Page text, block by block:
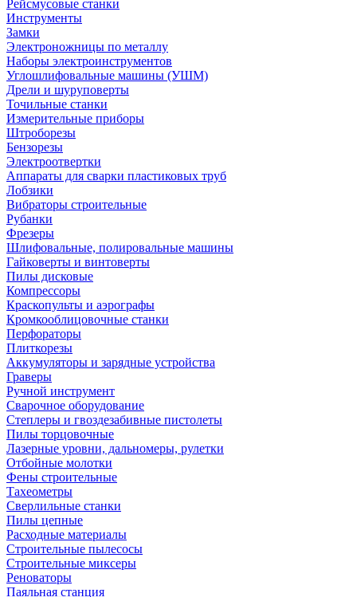
Рейсмусовые станки
Инструменты
Замки
Электроножницы по металлу
Наборы электроинструментов
Углошлифовальные машины (УШМ)
Дрели и шуруповерты
Точильные станки
Измерительные приборы
Штроборезы
Бензорезы
Электроотвертки
Аппараты для сварки пластиковых труб
Лобзики
Вибраторы строительные
Рубанки
Фрезеры
Шлифовальные, полировальные машины
Гайковерты и винтоверты
Пилы дисковые
Компрессоры
Краскопульты и аэрографы
Кромкооблицовочные станки
Перфораторы
Плиткорезы
Аккумуляторы и зарядные устройства
Граверы
Ручной инструмент
Сварочное оборудование
Степлеры и гвоздезабивные пистолеты
Пилы торцовочные
Лазерные уровни, дальномеры, рулетки
Отбойные молотки
Фены строительные
Тахеометры
Сверлильные станки
Пилы цепные
Расходные материалы
Строительные пылесосы
Строительные миксеры
Реноваторы
Паяльная станция